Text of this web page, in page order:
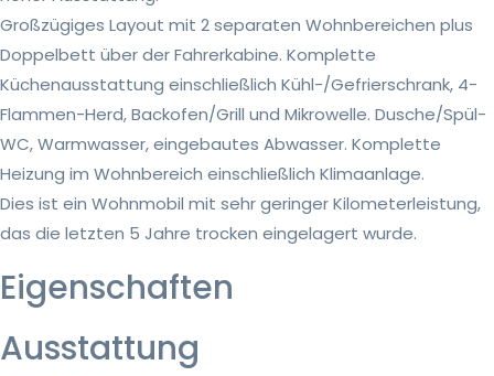
Großzügiges Layout mit 2 separaten Wohnbereichen plus
Doppelbett über der Fahrerkabine. Komplette
Küchenausstattung einschließlich Kühl-/Gefrierschrank, 4-
Flammen-Herd, Backofen/Grill und Mikrowelle. Dusche/Spül-
WC, Warmwasser, eingebautes Abwasser. Komplette
Heizung im Wohnbereich einschließlich Klimaanlage.
Dies ist ein Wohnmobil mit sehr geringer Kilometerleistung,
das die letzten 5 Jahre trocken eingelagert wurde.
Eigenschaften
Ausstattung